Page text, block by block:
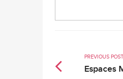
PREVIOUS POST
Espaces